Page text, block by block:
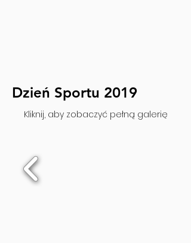
Dzień Sportu 2019
Kliknij, aby zobaczyć pełną galerię